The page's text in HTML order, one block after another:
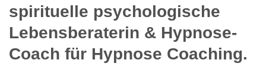
spirituelle psychologische
Lebensberaterin & Hypnose-
Coach für Hypnose Coaching.